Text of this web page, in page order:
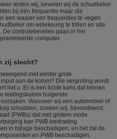
testen wij, bevelen wij de schudbeker
bij één frequentie maar die
een waaier van frequenties te vegen.
om willekeurig te trillen en alle
De controlebevelen gaan in het
computer.
zij slecht?
met eerder grote
aan de kolom? Die vergroting wordt
het u. Er is een lichte kans dat binnen
leidingskolom buigende
Wanneer wij een automobiel of
schudden, zoeken wij, bijvoorbeeld,
(PWBs) dat met grotere motie
kan PWB-bedrading
in bijlage beschadigen, en het zal de
en PWB beschadigen.